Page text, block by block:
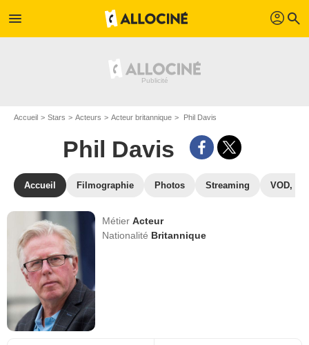
menu profil search
Accueil Stars Acteurs Acteur britannique Phil Davis
Phil Davis
Accueil Filmographie Photos Streaming VOD,
MétierActeur
Nationalité Britannique